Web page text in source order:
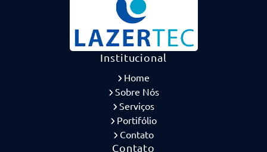
Institucional
Home
Sobre Nós
Serviços
Portifólio
Contato
Contato